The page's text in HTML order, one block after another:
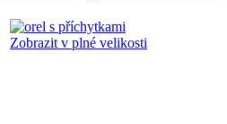
Zobrazit v plné velikosti